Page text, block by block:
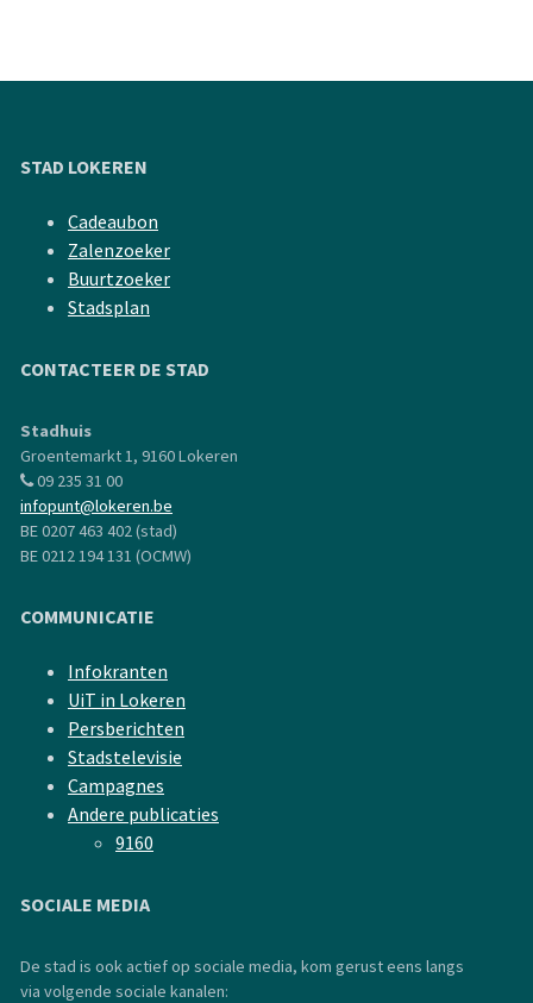
STAD LOKEREN
Cadeaubon
Zalenzoeker
Buurtzoeker
Stadsplan
CONTACTEER DE STAD
Stadhuis
Groentemarkt 1, 9160 Lokeren
09 235 31 00
infopunt@lokeren.be
BE 0207 463 402 (stad)
BE 0212 194 131 (OCMW)
COMMUNICATIE
Infokranten
UiT in Lokeren
Persberichten
Stadstelevisie
Campagnes
Andere publicaties
9160
SOCIALE MEDIA
De stad is ook actief op sociale media, kom gerust eens langs
via volgende sociale kanalen: